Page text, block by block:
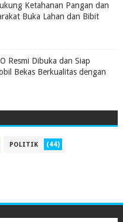
Ketahanan Pangan dan
Buka Lahan dan Bibit
Resmi Dibuka dan Siap
Bekas Berkualitas dengan
POLITIK (44)